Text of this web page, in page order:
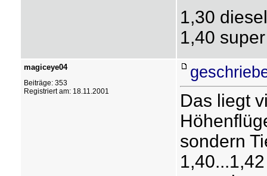
1,30 diesel
1,40 super
magiceye04
Beiträge: 353
Registriert am: 18.11.2001
Das liegt
sondern